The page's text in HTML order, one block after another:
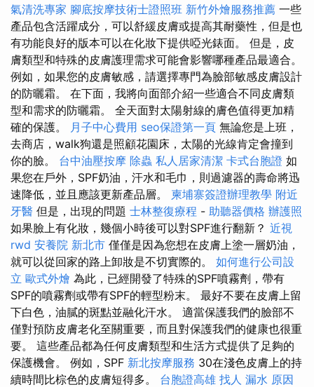
氣清洗專家 腳底按摩技術士證照班 新竹外燴服務推薦 一些
產品包含活躍成分，可以舒緩皮膚或提高其耐藥性，但是也
有功能良好的版本可以在化妝下提供啞光錶面。 但是，皮
膚類型和特殊的皮膚護理需求可能會影響哪種產品最適合。
例如，如果您的皮膚敏感，請選擇專門為臉部敏感皮膚設計
的防曬霜。 在下面，我將向面部介紹一些適合不同皮膚類
型和需求的防曬霜。 全天面對太陽射線的膚色值得更加精
確的保護。 月子中心費用 seo保證第一頁 無論您是上班，
去商店，walk狗還是照顧花園床，太陽的光線肯定會撞到
你的臉。 台中油壓按摩 除蟲 私人居家清潔 卡式台胞證 如
果您在戶外，SPF奶油，汗水和毛巾，則過濾器的壽命將迅
速降低，並且應該更新產品層。 柬埔寨簽證辦理教學 附近
牙醫 但是，出現的問題 士林整復療程 - 助聽器價格 辦護照
如果臉上有化妝，幾個小時後可以對SPF進行翻新？ 近視
rwd 安養院 新北市 僅僅是因為您想在皮膚上塗一層奶油，
就可以從回家的路上卸妝是不切實際的。 如何進行公司設
立 歐式外燴 為此，已經開發了特殊的SPF噴霧劑，帶有
SPF的噴霧劑或帶有SPF的輕型粉末。 最好不要在皮膚上留
下白色，油膩的斑點並融化汗水。 適當保護我們的臉部不
僅對預防皮膚老化至關重要，而且對保護我們的健康也很重
要。 這些產品都為任何皮膚類型和生活方式提供了足夠的
保護機會。 例如，SPF 新北按摩服務 30在淺色皮膚上的持
續時間比棕色的皮膚短得多。 台胞證高雄 找人 漏水 原因